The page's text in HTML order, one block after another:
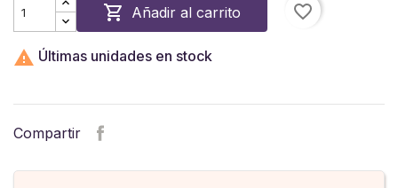
 Añadir al carrito favorite_border
 Últimas unidades en stock
Compartir